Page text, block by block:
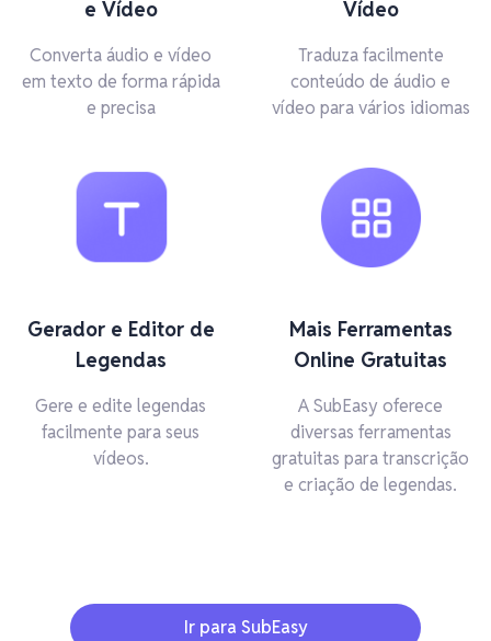
e Vídeo
Converta áudio e vídeo
em texto de forma rápida
e precisa
Vídeo
Traduza facilmente
conteúdo de áudio e
vídeo para vários idiomas
Gerador e Editor de
Legendas
Gere e edite legendas
facilmente para seus
vídeos.
Mais Ferramentas
Online Gratuitas
A SubEasy oferece
diversas ferramentas
gratuitas para transcrição
e criação de legendas.
Ir para SubEasy